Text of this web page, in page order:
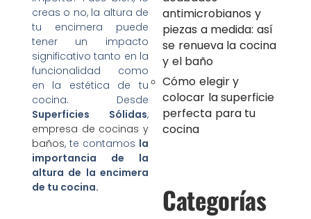
creas o no, la altura de
tu encimera puede
tener un impacto
significativo tanto en la
funcionalidad como
en la estética de tu
cocina. Desde
Superficies Sólidas,
empresa de cocinas y
baños, te contamos la
importancia de la
altura de la encimera
de tu cocina.
antimicrobianos y
piezas a medida: así
se renueva la cocina
y el baño
Cómo elegir y
colocar la superficie
perfecta para tu
cocina
Categorías